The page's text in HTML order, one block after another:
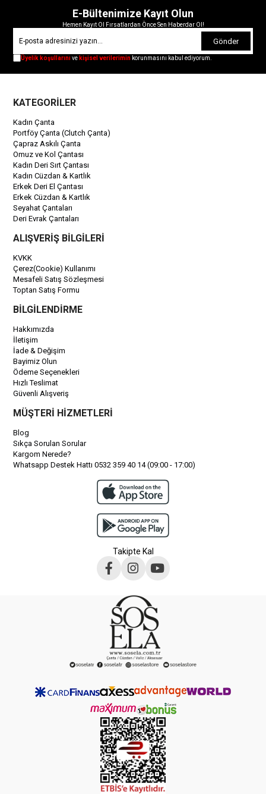
E-Bültenimize Kayıt Olun
Hemen Kayıt Ol Fırsatlardan Önce Sen Haberdar Ol!
Gönder
Üyelik koşullarınıve kişisel verilerimin korunmasını kabul ediyorum.
KATEGORİLER
Kadın Çanta
Portföy Çanta (Clutch Çanta)
Çapraz Askılı Çanta
Omuz ve Kol Çantası
Kadın Deri Sırt Çantası
Kadın Cüzdan & Kartlık
Erkek Deri El Çantası
Erkek Cüzdan & Kartlık
Seyahat Çantaları
Deri Evrak Çantaları
ALIŞVERİŞ BİLGİLERİ
KVKK
Çerez(Cookie) Kullanımı
Mesafeli Satış Sözleşmesi
Toptan Satış Formu
BİLGİLENDİRME
Hakkımızda
İletişim
İade & Değişim
Bayimiz Olun
Ödeme Seçenekleri
Hızlı Teslimat
Güvenli Alışveriş
MÜŞTERİ HİZMETLERİ
Blog
Sıkça Sorulan Sorular
Kargom Nerede?
Whatsapp Destek Hattı 0532 359 40 14 (09:00 - 17:00)
Takipte Kal